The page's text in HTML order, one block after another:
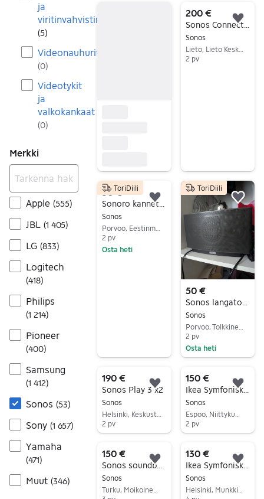
ja
viritinvahvistimet
(5)
Videonauhurit
(0)
Videotykit
ja
valkokankaat
(0)
Merkki
Apple (555)
JBL (1 405)
LG (833)
Logitech
(418)
Philips
(1 214)
Pioneer
(400)
Samsung
(1 412)
Sonos (53)
Sony (1 657)
Yamaha
(471)
Muut (346)
200 €
Sonos
Lieto, Lieto Keskus, Varsinais-Suomi
2 pv
30 €
Sonos
2 pv
Osta heti
ToriDiili
Lisää suosikiksi.
50 €
Sonos langaton kaiutin musta. Play 5 gen 1
Sonos
2 pv
Osta heti
ToriDiili
190 €
Sonos Play 3 x2
Sonos
2 pv
Lisää suosikiksi.
150 €
Ikea Symfonisk pöytälampun kaiutin musta
Sonos
2 pv
150 €
Sonos soundbar kaiutin
Sonos
Lisää suosikiksi.
130 €
Ikea Symfonisk kaiutin - uusi
Sonos